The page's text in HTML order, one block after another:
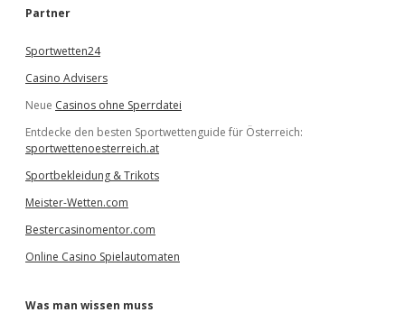
e
Partner
Sportwetten24
Casino Advisers
Neue Casinos ohne Sperrdatei
Entdecke den besten Sportwettenguide für Österreich:
sportwettenoesterreich.at
Sportbekleidung & Trikots
Meister-Wetten.com
Bestercasinomentor.com
Online Casino Spielautomaten
Was man wissen muss